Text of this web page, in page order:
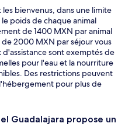
bienvenus, dans une limite
poids de chaque animal
de 1400 MXN par animal
2000 MXN par séjour vous
sont exemptés de
pour l'eau et la nourriture
Des restrictions peuvent
pour plus de
Guadalajara propose un